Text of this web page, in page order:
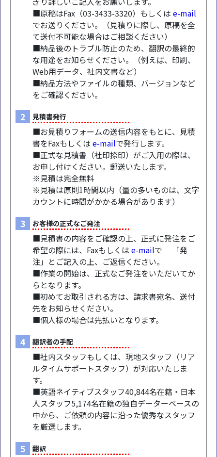
■原稿はFax（03-3433-3320）もしくは e-mail
でお送りください。（見積りに際し、原稿を全
て送付不可能な場合はご相談ください）
■納品後のトラブル防止のため、翻訳の最終的
な用途をお知らせください。（例えば、印刷、
Web用データ、社内文書など）
■納品方法やファイルの種類、バージョンなど
をご確認ください。
2 見積書発行
■お見積りフォームの送信内容をもとに、見積
書をFaxもしくは e-mailで発行します。
■正式な見積書（社印捺印）がご入用の際は、
お申し付けください。郵送いたします。
※見積は完全無料
※見積は原則1時間以内（量の多いものは、文字
カウントに時間がかかる場合があります）
3 お客様の正式なご発注
■見積書の内容をご確認の上、正式に発注をご
希望の際には、Faxもしくは e-mailで 「発
注」とご記入の上、ご返信ください。
■作業の開始は、正式なご発注をいただいてか
らとなります。
■初めてお取引される方は、請求書宛名、送付
先をお知らせください。
■個人様の場合は先払いとなります。
4 翻訳者の手配
■社内スタッフもしくは、現地スタッフ（リア
ルタイムサポートスタッフ）が対応いたしま
す。
■英語ネイティブスタッフ40,844名在籍・日本
人スタッフ5,174名在籍の独自データーベースの
中から、ご依頼の内容に沿った優秀なスタッフ
を厳選します。
5 翻訳